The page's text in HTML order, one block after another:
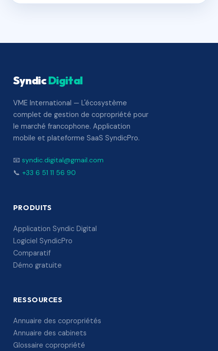
SyndicDigital
VME International — L'écosystème
complet de gestion de copropriété pour
le marché francophone. Application
mobile et plateforme SaaS SyndicPro.
📧 syndic.digital@gmail.com
📞 +33 6 51 11 56 90
PRODUITS
Application Syndic Digital
Logiciel SyndicPro
Comparatif
Démo gratuite
RESSOURCES
Annuaire des copropriétés
Annuaire des cabinets
Glossaire copropriété